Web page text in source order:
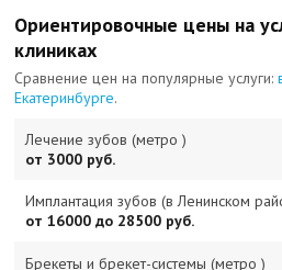
Ориентировочные цены на
клиниках
Сравнение цен на популярные услуги:
Екатеринбурге.
Лечение зубов (метро )
от 3000 руб.
Имплантация зубов (в Ленинском
от 16000 до 28500 руб.
Брекеты и брекет-системы (метро )